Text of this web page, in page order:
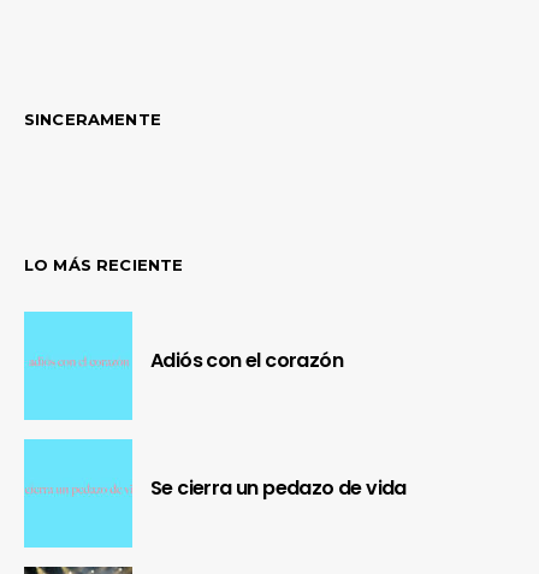
SINCERAMENTE
LO MÁS RECIENTE
Adiós con el corazón
Se cierra un pedazo de vida